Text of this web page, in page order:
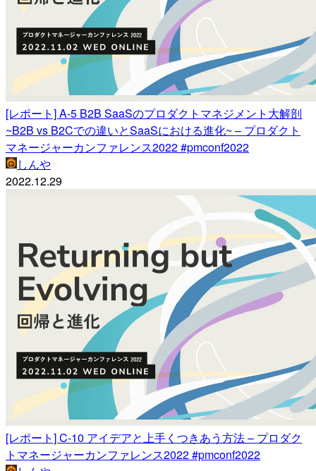
[レポート] A-5 B2B SaaSのプロダクトマネジメント大解剖
~B2B vs B2Cでの違いとSaaSにおける進化~ – プロダクト
マネージャーカンファレンス2022 #pmconf2022
しんや
2022.12.29
[レポート] C-10 アイデアと上手くつきあう方法 – プロダク
トマネージャーカンファレンス2022 #pmconf2022